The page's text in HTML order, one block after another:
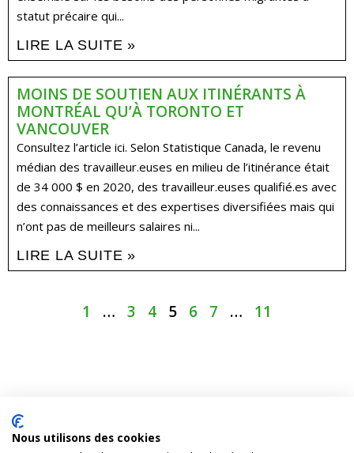
statut précaire qui...
LIRE LA SUITE »
MOINS DE SOUTIEN AUX ITINÉRANTS À
MONTRÉAL QU’À TORONTO ET
VANCOUVER
Consultez l’article ici. Selon Statistique Canada, le revenu
médian des travailleur.euses en milieu de l’itinérance était
de 34 000 $ en 2020, des travailleur.euses qualifié.es avec
des connaissances et des expertises diversifiées mais qui
n’ont pas de meilleurs salaires ni...
LIRE LA SUITE »
1 … 3 4 5 6 7 … 11
Nous utilisons des cookies